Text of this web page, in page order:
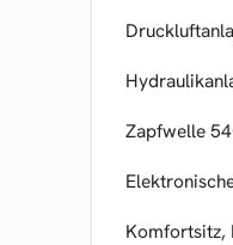
Zapfwelle
Komfortsitz,